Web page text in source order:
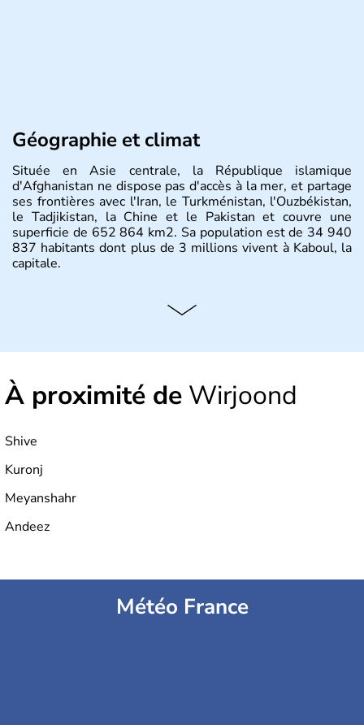
Géographie et climat
Située en Asie centrale, la République islamique
d'Afghanistan ne dispose pas d'accès à la mer, et partage
ses frontières avec l'Iran, le Turkménistan, l'Ouzbékistan,
le Tadjikistan, la Chine et le Pakistan et couvre une
superficie de 652 864 km2. Sa population est de 34 940
837 habitants dont plus de 3 millions vivent à Kaboul, la
capitale.
À proximité de Wirjoond
Shive
Kuronj
Meyanshahr
Andeez
Météo France